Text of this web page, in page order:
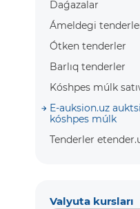
Daǵazalar
Ámeldegi
Ótken tenderler
Barlıq tenderler
Kóshpes múlk
E-auksion.uz
kóshpes múlk
Tenderler
Valyuta kursları